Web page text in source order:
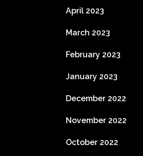
April 2023
March 2023
February 2023
January 2023
December 2022
November 2022
October 2022